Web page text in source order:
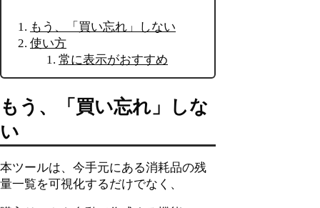
もう、「買い忘れ」しない
使い方
常に表示がおすすめ
もう、「買い忘れ」しな
い
本ツールは、今手元にある消耗品の残
量一覧を可視化するだけでなく、